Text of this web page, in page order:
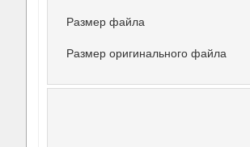
Размер файла
Размер оригинального файла